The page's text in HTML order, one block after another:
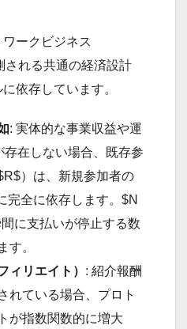
ークビジネス
される共通の経済設計
依存しています。
: 実体的な事業収益や運
存在しない場合、既存参
）は、新規参加者の
完全に依存します。$N
に支払いが停止する数
す。
ィリエイト） : 紹介報酬
れている場合、プロト
が指数関数的に増大